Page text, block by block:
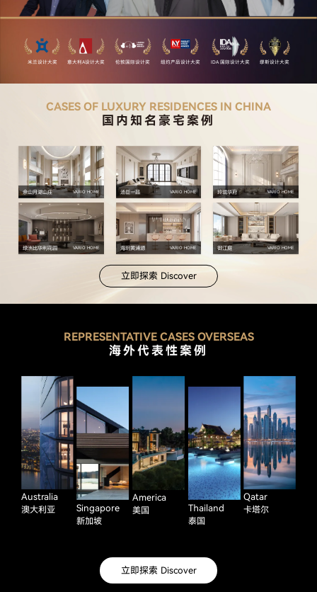
米兰设计大奖 意大利A设计大奖 伦敦国际设计奖 纽约产品设计大奖 IDA 国际设计大奖 缪斯设计大奖
CASES OF LUXURY RESIDENCES IN CHINA
国内知名豪宅案例
佘山月湖山庄 VARIO HOME 汤臣一品 VARIO HOME 玲珑华府 VARIO HOME
绿洲比华利花园 VARIO HOME 海玥黄浦源 VARIO HOME 御江庭 VARIO HOME
立即探索 Discover
REPRESENTATIVE CASES OVERSEAS
海外代表性案例
Australia
澳大利亚 Singapore
新加坡
America
美国 Thailand
泰国
Qatar
卡塔尔
立即探索 Discover